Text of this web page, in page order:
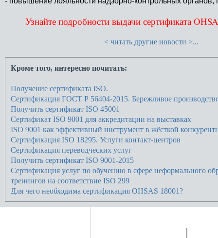
Узнайте подробности выдачи сертификата
< читать другие новости >...
Кроме того, интересно почитать:
Получение сертификата ISO.
Сертификация ГОСТ Р 56404-2015. Бережливое
Получить сертификат ISO 45001
Сертификат ISO 9001 для аккредитации на выставках
ISO 9001 как эффективный инструмент в жёсткой
Сертификация ISO 18295. Услуги контакт-центров
Сертификация переводческих услуг
Получить сертификат ISO 9001-2015
Сертификация услуг по обучению в сфере неформального
тренингов на соответствие ISO 299
Для чего необходима сертификация OHSAS 18001?